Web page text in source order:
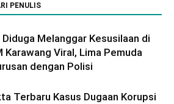
PENULIS
Melanggar Kesusilaan di
Karawang Viral, Lima Pemuda
dengan Polisi
Terbaru Kasus Dugaan Korupsi